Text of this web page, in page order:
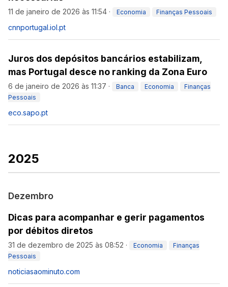
11 de janeiro de 2026 às 11:54 · Economia Finanças Pessoais
cnnportugal.iol.pt
Juros dos depósitos bancários estabilizam,
mas Portugal desce no ranking da Zona Euro
6 de janeiro de 2026 às 11:37 · Banca Economia
Finanças
Pessoais
eco.sapo.pt
2025
Dezembro
Dicas para acompanhar e gerir pagamentos
por débitos diretos
31 de dezembro de 2025 às 08:52 · Economia
Finanças
Pessoais
noticiasaominuto.com